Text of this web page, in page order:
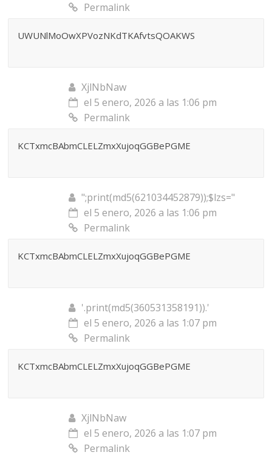
Permalink
UWUNlMoOwXPVozNKdTKAfvtsQOAKWS
XjlNbNaw
el 5 enero, 2026 a las 1:06 pm
Permalink
KCTxmcBAbmCLELZmxXujoqGGBePGME
";print(md5(621034452879));$lzs="
el 5 enero, 2026 a las 1:06 pm
Permalink
KCTxmcBAbmCLELZmxXujoqGGBePGME
'.print(md5(360531358191)).'
el 5 enero, 2026 a las 1:07 pm
Permalink
KCTxmcBAbmCLELZmxXujoqGGBePGME
XjlNbNaw
el 5 enero, 2026 a las 1:07 pm
Permalink